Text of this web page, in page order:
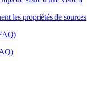
les propriétés de sources